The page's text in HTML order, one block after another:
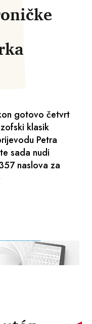
gotovo četvrt
klasik
Petra
sada nudi
naslova za